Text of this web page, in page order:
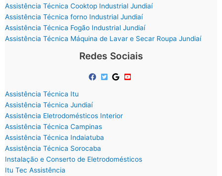
Assistência Técnica Cooktop Industrial Jundiaí
Assistência Técnica forno Industrial Jundiaí
Assistência Técnica Fogão Industrial Jundiaí
Assistência Técnica Máquina de Lavar e Secar Roupa Jundiaí
Redes Sociais
Assistência Técnica Itu
Assistência Técnica Jundiaí
Assistência Eletrodomésticos Interior
Assistência Técnica Campinas
Assistência Técnica Indaiatuba
Assistência Técnica Sorocaba
Instalação e Conserto de Eletrodomésticos
Itu Tec Assistência